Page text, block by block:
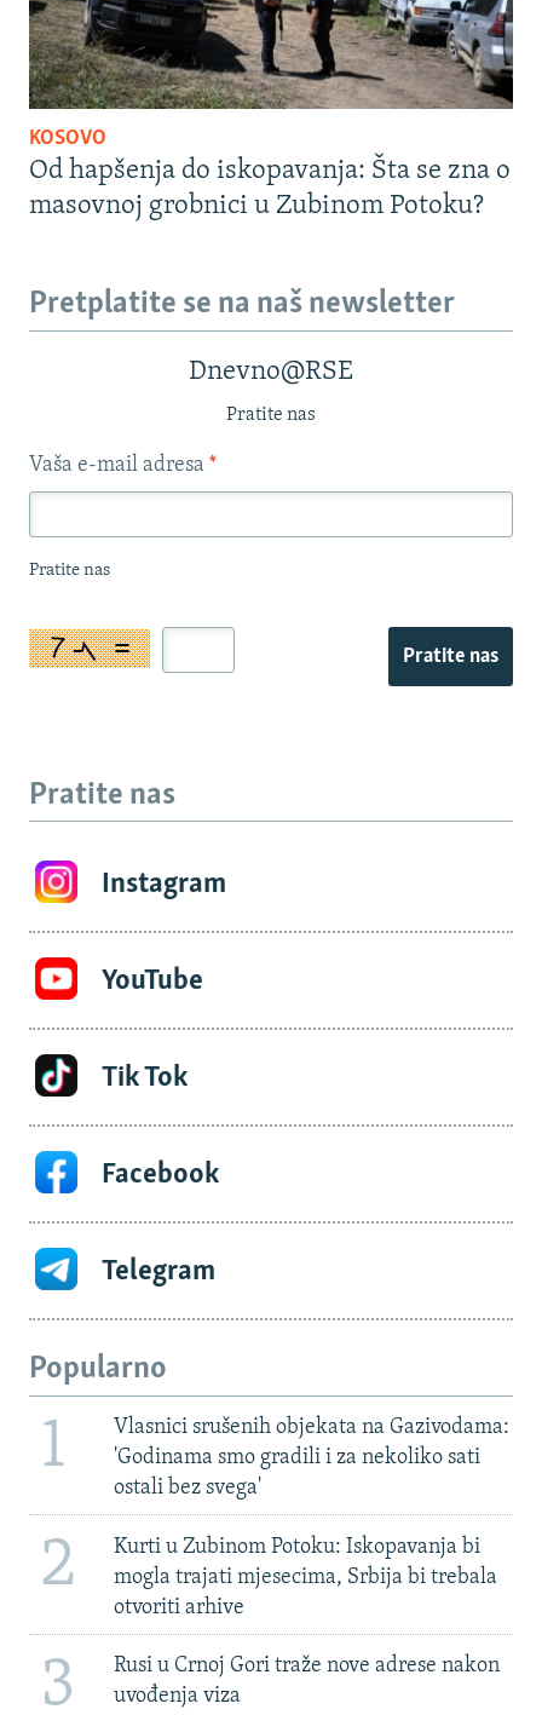
KOSOVO
Od hapšenja do iskopavanja: Šta se zna o
masovnoj grobnici u Zubinom Potoku?
Pretplatite se na naš newsletter
Dnevno@RSE
Pratite nas
Vaša e-mail adresa *
Pratite nas
Pratite nas
Pratite nas
Instagram
YouTube
Tik Tok
Facebook
Telegram
Popularno
1
Vlasnici srušenih objekata na Gazivodama:
'Godinama smo gradili i za nekoliko sati
ostali bez svega'
2
Kurti u Zubinom Potoku: Iskopavanja bi
mogla trajati mjesecima, Srbija bi trebala
otvoriti arhive
3
Rusi u Crnoj Gori traže nove adrese nakon
uvođenja viza